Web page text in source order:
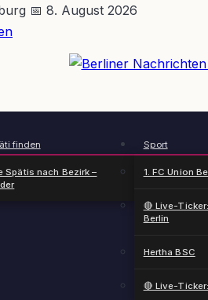
📅 8. August 2026
finden
Spätis nach Bezirk –
Sport
1. FC Union
🔴 Live-
Berlin
Hertha BSC
🔴 Live-